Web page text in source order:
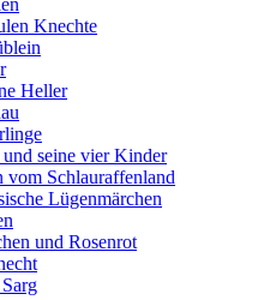
Knechte
Heller
seine vier Kinder
vom Schlauraffenland
Lügenmärchen
und Rosenrot